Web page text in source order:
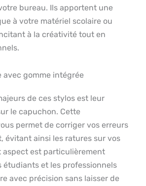
bureau. Ils apportent une
à votre matériel scolaire ou
à la créativité tout en
avec gomme intégrée
de ces stylos est leur
le capuchon. Cette
permet de corriger vos erreurs
évitant ainsi les ratures sur vos
aspect est particulièrement
étudiants et les professionnels
avec précision sans laisser de